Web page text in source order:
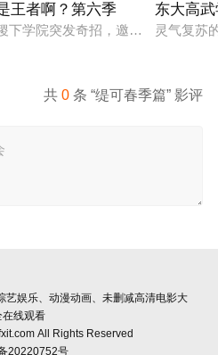
重生跌落凡尘沦为底层杂役！身
王者啊？第六季
下学院突发奇招，邀优秀毕业生返
东大高
灵气复苏
共0 条 “缇可春季篇” 影评
艺娱乐、动漫动画、未删减高清电影大
在线观看
All Rights Reserved
20220752号